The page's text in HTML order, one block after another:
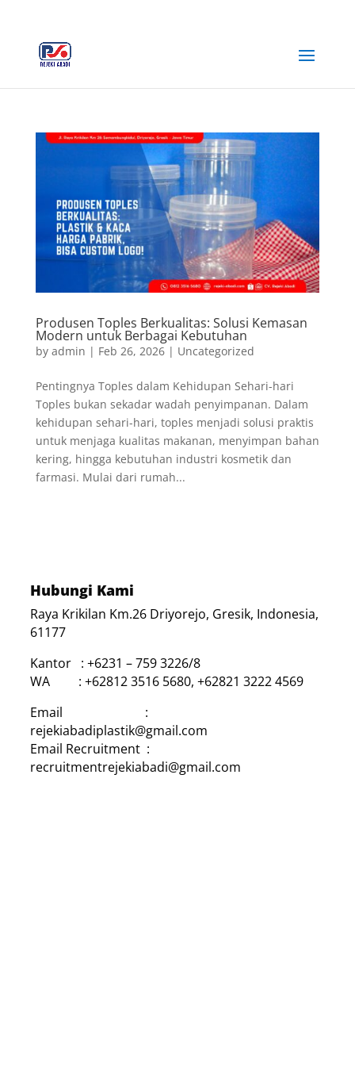
Produsen Toples Berkualitas: Solusi Kemasan
Modern untuk Berbagai Kebutuhan
by admin | Feb 26, 2026| Uncategorized
Pentingnya Toples dalam Kehidupan Sehari-hari
Toples bukan sekadar wadah penyimpanan. Dalam
kehidupan sehari-hari, toples menjadi solusi praktis
untuk menjaga kualitas makanan, menyimpan bahan
kering, hingga kebutuhan industri kosmetik dan
farmasi. Mulai dari rumah...
Hubungi Kami
Raya Krikilan Km.26 Driyorejo, Gresik, Indonesia,
61177
Kantor : +6231 – 759 3226/8
WA : +62812 3516 5680, +62821 3222 4569
Email :
rejekiabadiplastik@gmail.com
Email Recruitment :
recruitmentrejekiabadi@gmail.com